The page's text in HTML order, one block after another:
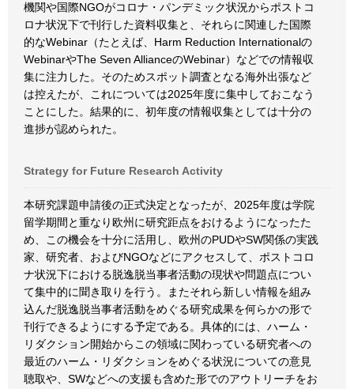
機関や国際NGOがコロナ・パンデミック状況からポストコ
ロナ状況下で刊行した資料収集と、それらに関連した国際
的なWebinar（たとえば、Harm Reduction Internationalの
WebinarやThe Seven AllianceのWebinar）などでの情報収
集に注力した。そのためスポット調査となる海外出張など
は控えたが、これについては2025年度に集中しておこなう
ことにした。結果的に、初年度の情報収集としては十分の
進捗が認められた。
Strategy for Future Research Activity
本研究課題申請後の正式決定となったが、2025年度は学院
留学期間と重なり欧州に研究距点をおけるようになったた
め、この機会を十分に活用し、欧州のPUDやSW関係の実践
家、研究者、およびNGOなどにアクセスして、ポストコロ
ナ状況下における脱逸脱当事者活動の現状や問題点につい
て集中的に聞き取りを行う。またそれら新しい情報を組み
込んだ脱逸脱当事者活動をめぐる研究成果を何らかの形で
刊行できるようにする予定である。具体的には、ハーム・
リダクション開始からこの領域に関わっている研究者への
最近のハーム・リダクションをめぐる状況についての意見
聴取や、SWなどへの支援も含めた形でのアウトリーチをお